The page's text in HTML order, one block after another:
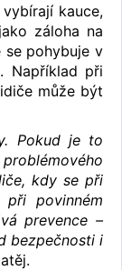
kauce,
záloha na
se pohybuje v
Například při
může být
Pokud je to
kdy se při
povinném
prevence –
bezpečnosti i